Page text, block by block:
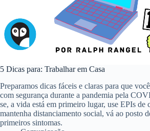
5 Dicas para: Trabalhar em Casa
Preparamos dicas fáceis e claras para que
com segurança durante a pandemia pela
se, a vida está em primeiro lugar, use EPIs de
mantenha distanciamento social, vá ao posto
primeiros sintomas.